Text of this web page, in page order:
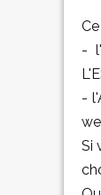
-
-
Si